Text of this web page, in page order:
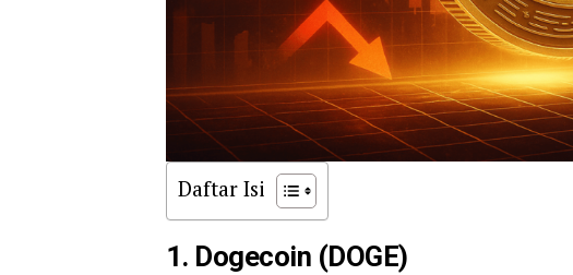
Daftar Isi
1. Dogecoin (DOGE)